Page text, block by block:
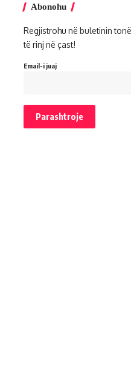
Abonohu
Regjistrohu në buletinin
të rinj në çast!
Email-i juaj